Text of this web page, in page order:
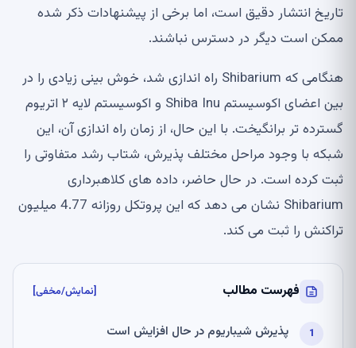
تاریخ انتشار دقیق است، اما برخی از پیشنهادات ذکر شده
ممکن است دیگر در دسترس نباشند.
هنگامی که Shibarium راه اندازی شد، خوش بینی زیادی را در
بین اعضای اکوسیستم Shiba Inu و اکوسیستم لایه ۲ اتریوم
گسترده تر برانگیخت. با این حال، از زمان راه اندازی آن، این
شبکه با وجود مراحل مختلف پذیرش، شتاب رشد متفاوتی را
ثبت کرده است. در حال حاضر، داده های کلاهبرداری
Shibarium نشان می دهد که این پروتکل روزانه 4.77 میلیون
تراکنش را ثبت می کند.
فهرست مطالب [نمایش/مخفی]
پذیرش شیباریوم در حال افزایش است